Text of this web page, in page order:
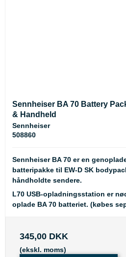
Sennheiser BA 70 Battery
& Handheld
Sennheiser
508860
Sennheiser BA 70 er en
batteripakke til EW-D SK
håndholdte sendere.
L70 USB-opladningsstation er
oplade BA 70 batteriet. (købes
345,00 DKK
(ekskl. moms)